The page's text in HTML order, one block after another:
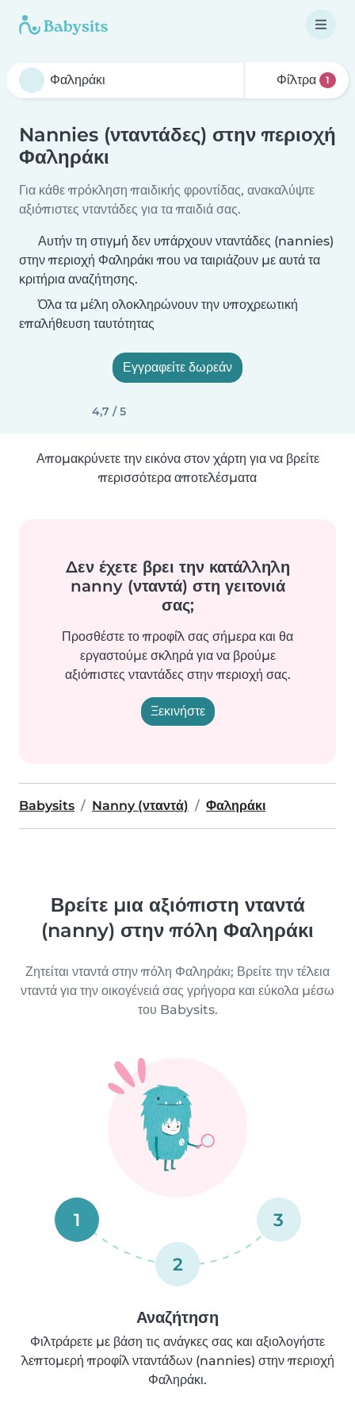
Φίλτρα 1
Nannies (νταντάδες) στην περιοχή
Φαληράκι
Για κάθε πρόκληση παιδικής φροντίδας, ανακαλύψτε
αξιόπιστες νταντάδες για τα παιδιά σας.
Αυτήν τη στιγμή δεν υπάρχουν νταντάδες (nannies)
στην περιοχή Φαληράκι που να ταιριάζουν με αυτά τα
κριτήρια αναζήτησης.
Όλα τα μέλη ολοκληρώνουν την υποχρεωτική
επαλήθευση ταυτότητας
Εγγραφείτε δωρεάν
4,7 / 5
Απομακρύνετε την εικόνα στον χάρτη για να βρείτε
περισσότερα αποτελέσματα
Δεν έχετε βρει την κατάλληλη
nanny (νταντά) στη γειτονιά
σας;
Προσθέστε το προφίλ σας σήμερα και θα
εργαστούμε σκληρά για να βρούμε
αξιόπιστες νταντάδες στην περιοχή σας.
Ξεκινήστε
Babysits Nanny (νταντά) Φαληράκι
Βρείτε μια αξιόπιστη νταντά
(nanny) στην πόλη Φαληράκι
Ζητείται νταντά στην πόλη Φαληράκι; Βρείτε την τέλεια
νταντά για την οικογένειά σας γρήγορα και εύκολα μέσω
του Babysits.
1
2
3
Αναζήτηση
Φιλτράρετε με βάση τις ανάγκες σας και αξιολογήστε
λεπτομερή προφίλ νταντάδων (nannies) στην περιοχή
Φαληράκι.